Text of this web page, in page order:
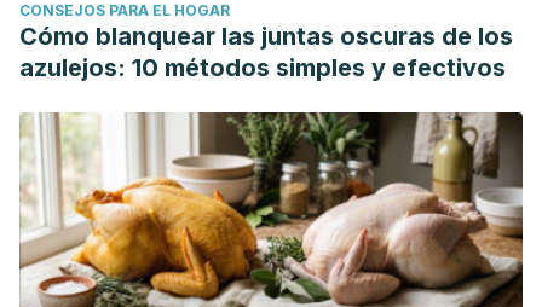
Nowak DA, Snyder DC, Brown AJ, Demark-Wahnefried W.
The Effect of Flaxseed Supplementation on Hormonal
Levels Associated with Polycystic Ovarian Syndrome: A
Case Study. Curr Top Nutraceutical Res. 2007;5(4):177-181.
Nowak K, Ratajczak-Wrona W, Górska M, Jabłońska E.
Parabens and their effects on the endocrine system. Mol
Cell Endocrinol. 2018 Oct 15;474:238-251.
Saghafi N, Ghazanfarpour M, Khadivzadeh T, Babakhanian
M, Afiat M. The Effect of Foeniculum Vulgare (Fennel) on
CONSEJOS PARA EL HOGAR
Cómo blanquear las juntas oscuras de los
azulejos: 10 métodos simples y efectivos